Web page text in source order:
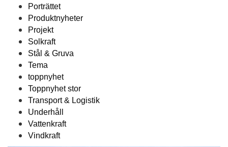
Porträttet
Produktnyheter
Projekt
Solkraft
Stål & Gruva
Tema
toppnyhet
Toppnyhet stor
Transport & Logistik
Underhåll
Vattenkraft
Vindkraft